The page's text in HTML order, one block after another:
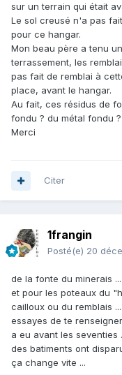
sur un terrain qui était
Le sol creusé n'a pas
pour ce hangar.
Mon beau père a tenu
terrassement, les
pas fait de remblai à
place, avant le hangar.
Au fait, ces résidus de
fondu ? du métal fondu
Merci
Citer
1frangin
Posté(e) 20
de la fonte du minerais ...
et pour les poteaux du
cailloux ou du remblais ....
essayes de te
a eu avant les seventies
des batiments ont
ça change vite ...